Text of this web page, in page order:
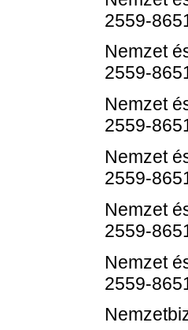
2559-
Nemzet
2559-
Nemzet
2559-
Nemzet
2559-
Nemzet
2559-
Nemzet
2559-